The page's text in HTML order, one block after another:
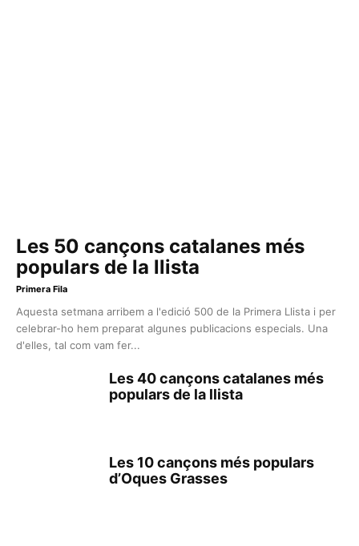
Les 50 cançons catalanes més
populars de la llista
Primera Fila
Aquesta setmana arribem a l'edició 500 de la Primera Llista i per
celebrar-ho hem preparat algunes publicacions especials. Una
d'elles, tal com vam fer...
Les 40 cançons catalanes més
populars de la llista
Les 10 cançons més populars
d’Oques Grasses